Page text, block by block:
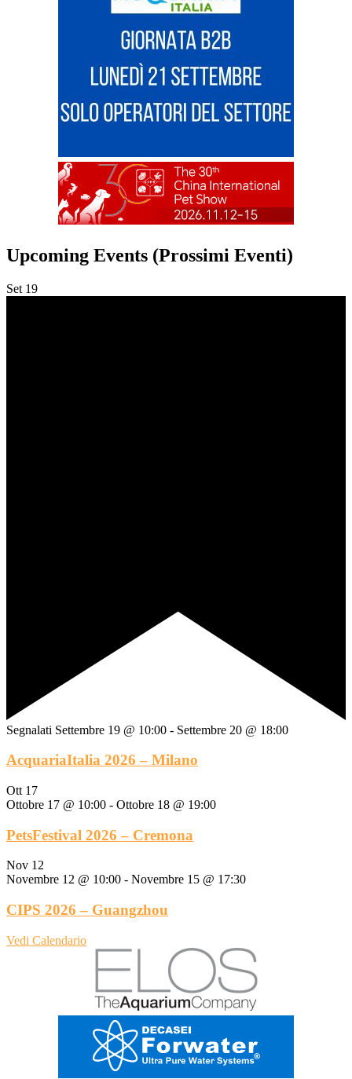
Upcoming Events (Prossimi Eventi)
Set 19
Segnalati Settembre 19 @ 10:00 - Settembre 20 @ 18:00
AcquariaItalia 2026 – Milano
Ott 17
Ottobre 17 @ 10:00 - Ottobre 18 @ 19:00
PetsFestival 2026 – Cremona
Nov 12
Novembre 12 @ 10:00 - Novembre 15 @ 17:30
CIPS 2026 – Guangzhou
Vedi Calendario